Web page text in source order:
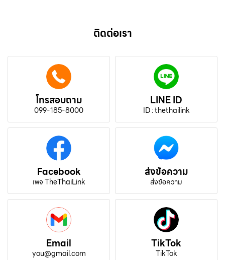
ติดต่อเรา
โทรสอบถาม
099-185-8000
LINE ID
ID : thethailink
Facebook
เพจ TheThaiLink
ส่งข้อความ
ส่งข้อความ
Email
you@gmail.com
TikTok
TikTok